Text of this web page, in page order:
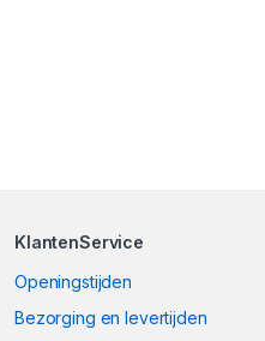
KlantenService
Openingstijden
Bezorging en levertijden